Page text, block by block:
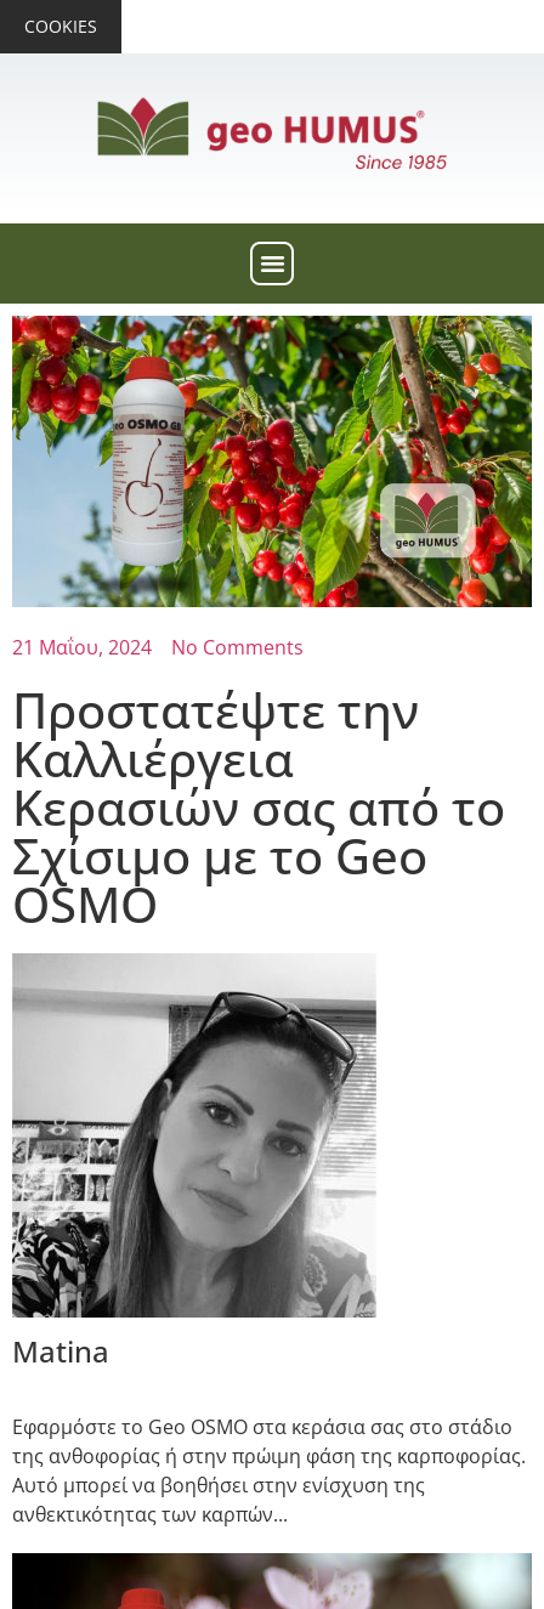
COOKIES
21 Μαΐου, 2024 No Comments
Προστατέψτε την
Καλλιέργεια
Κερασιών σας από το
Σχίσιμο με το Geo
OSMO
Matina
Εφαρμόστε το Geo OSMO στα κεράσια σας στο στάδιο
της ανθοφορίας ή στην πρώιμη φάση της καρποφορίας.
Αυτό μπορεί να βοηθήσει στην ενίσχυση της
ανθεκτικότητας των καρπών...